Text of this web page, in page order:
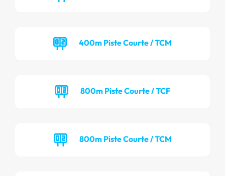
400m Piste Courte / TCM
800m Piste Courte / TCF
800m Piste Courte / TCM